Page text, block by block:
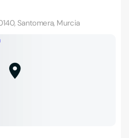
Santomera, Murcia